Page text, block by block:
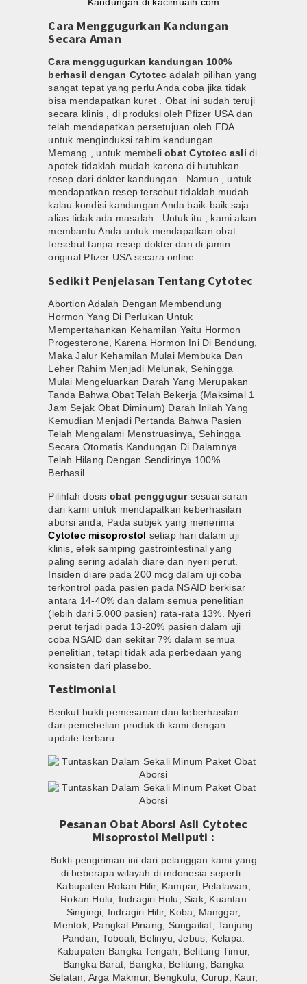
Cara Menggugurkan Kandungan
Secara Aman
Cara menggugurkan kandungan 100%
berhasil dengan Cytotec adalah pilihan yang
sangat tepat yang perlu Anda coba jika tidak
bisa mendapatkan kuret . Obat ini sudah teruji
secara klinis , di produksi oleh Pfizer USA dan
telah mendapatkan persetujuan oleh FDA
untuk menginduksi rahim kandungan .
Memang , untuk membeliobat Cytotec asli di
apotek tidaklah mudah karena di butuhkan
resep dari dokter kandungan . Namun , untuk
mendapatkan resep tersebut tidaklah mudah
kalau kondisi kandungan Anda baik-baik saja
alias tidak ada masalah . Untuk itu , kami akan
membantu Anda untuk mendapatkan obat
tersebut tanpa resep dokter dan di jamin
original Pfizer USA secara online.
Sedikit Penjelasan Tentang Cytotec
Abortion Adalah Dengan Membendung
Hormon Yang Di Perlukan Untuk
Mempertahankan Kehamilan Yaitu Hormon
Progesterone, Karena Hormon Ini Di Bendung,
Maka Jalur Kehamilan Mulai Membuka Dan
Leher Rahim Menjadi Melunak, Sehingga
Mulai Mengeluarkan Darah Yang Merupakan
Tanda Bahwa Obat Telah Bekerja (Maksimal 1
Jam Sejak Obat Diminum) Darah Inilah Yang
Kemudian Menjadi Pertanda Bahwa Pasien
Telah Mengalami Menstruasinya, Sehingga
Secara Otomatis Kandungan Di Dalamnya
Telah Hilang Dengan Sendirinya 100%
Berhasil.
Pilihlah dosis obat penggugursesuai saran
dari kami untuk mendapatkan keberhasilan
aborsi anda, Pada subjek yang menerima
Cytotec misoprostol setiap hari dalam uji
klinis, efek samping gastrointestinal yang
paling sering adalah diare dan nyeri perut.
Insiden diare pada 200 mcg dalam uji coba
terkontrol pada pasien pada NSAID berkisar
antara 14-40% dan dalam semua penelitian
(lebih dari 5.000 pasien) rata-rata 13%. Nyeri
perut terjadi pada 13-20% pasien dalam uji
coba NSAID dan sekitar 7% dalam semua
penelitian, tetapi tidak ada perbedaan yang
konsisten dari plasebo.
Testimonial
Berikut bukti pemesanan dan keberhasilan
dari pemebelian produk di kami dengan
update terbaru
Pesanan Obat Aborsi Asli Cytotec
Misoprostol Meliputi :
Bukti pengiriman ini dari pelanggan kami yang
di beberapa wilayah di indonesia seperti :
Kabupaten Rokan Hilir, Kampar, Pelalawan,
Rokan Hulu, Indragiri Hulu, Siak, Kuantan
Singingi, Indragiri Hilir, Koba, Manggar,
Mentok, Pangkal Pinang, Sungailiat, Tanjung
Pandan, Toboali, Belinyu, Jebus, Kelapa.
Kabupaten Bangka Tengah, Belitung Timur,
Bangka Barat, Bangka, Belitung, Bangka
Selatan, Arga Makmur, Bengkulu, Curup, Kaur,